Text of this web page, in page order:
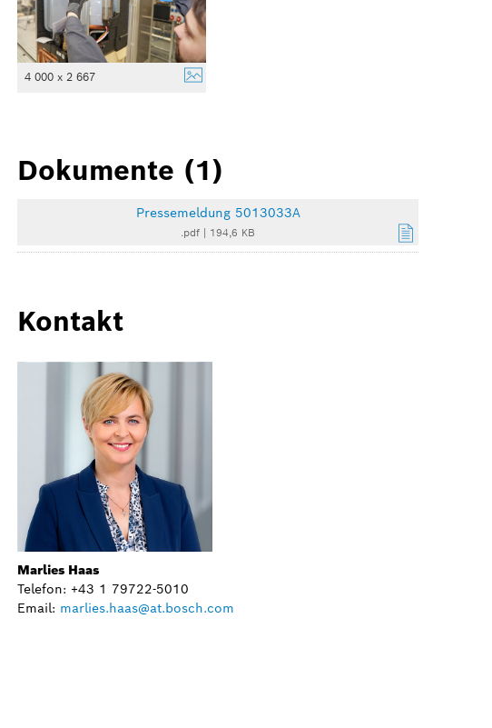
4 000 x 2 667
Dokumente (1)
Pressemeldung 5013033A
.pdf 194,6 KB
Kontakt
Marlies Haas
Telefon: +43 1 79722-5010
Email: marlies.haas@at.bosch.com